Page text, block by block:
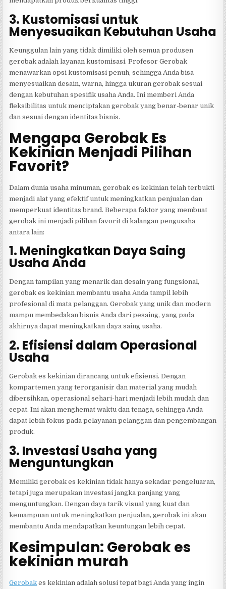
3. Kustomisasi untuk
Menyesuaikan Kebutuhan Usaha
Keunggulan lain yang tidak dimiliki oleh semua produsen
gerobak adalah layanan kustomisasi. Profesor Gerobak
menawarkan opsi kustomisasi penuh, sehingga Anda bisa
menyesuaikan desain, warna, hingga ukuran gerobak sesuai
dengan kebutuhan spesifik usaha Anda. Ini memberi Anda
fleksibilitas untuk menciptakan gerobak yang benar-benar unik
dan sesuai dengan identitas bisnis.
Mengapa Gerobak Es
Kekinian Menjadi Pilihan
Favorit?
Dalam dunia usaha minuman, gerobak es kekinian telah terbukti
menjadi alat yang efektif untuk meningkatkan penjualan dan
memperkuat identitas brand. Beberapa faktor yang membuat
gerobak ini menjadi pilihan favorit di kalangan pengusaha
antara lain:
1. Meningkatkan Daya Saing
Usaha Anda
Dengan tampilan yang menarik dan desain yang fungsional,
gerobak es kekinian membantu usaha Anda tampil lebih
profesional di mata pelanggan. Gerobak yang unik dan modern
mampu membedakan bisnis Anda dari pesaing, yang pada
akhirnya dapat meningkatkan daya saing usaha.
2. Efisiensi dalam Operasional
Usaha
Gerobak es kekinian dirancang untuk efisiensi. Dengan
kompartemen yang terorganisir dan material yang mudah
dibersihkan, operasional sehari-hari menjadi lebih mudah dan
cepat. Ini akan menghemat waktu dan tenaga, sehingga Anda
dapat lebih fokus pada pelayanan pelanggan dan pengembangan
produk.
3. Investasi Usaha yang
Menguntungkan
Memiliki gerobak es kekinian tidak hanya sekadar pengeluaran,
tetapi juga merupakan investasi jangka panjang yang
menguntungkan. Dengan daya tarik visual yang kuat dan
kemampuan untuk meningkatkan penjualan, gerobak ini akan
membantu Anda mendapatkan keuntungan lebih cepat.
Kesimpulan: Gerobak es
kekinian murah
Gerobak es kekinian adalah solusi tepat bagi Anda yang ingin